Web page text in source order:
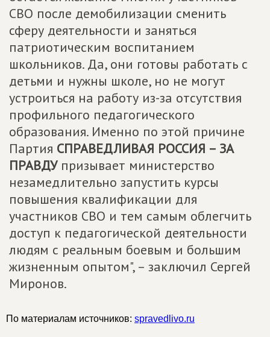
СВО после демобилизации сменить
сферу деятельности и заняться
патриотическим воспитанием
школьников. Да, они готовы работать с
детьми и нужны школе, но не могут
устроиться на работу из-за отсутствия
профильного педагогического
образования. Именно по этой причине
Партия СПРАВЕДЛИВАЯ РОССИЯ – ЗА
ПРАВДУпризывает министерство
незамедлительно запустить курсы
повышения квалификации для
участников СВО и тем самым облегчить
доступ к педагогической деятельности
людям с реальным боевым и большим
жизненным опытом", – заключил Сергей
Миронов.
По материалам источников: spravedlivo.ru